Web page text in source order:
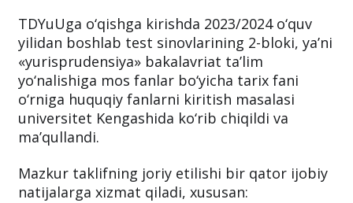
TDYuUga o‘qishga kirishda 2023/2024 o‘quv
yilidan boshlab test sinovlarining 2-bloki, ya’ni
«yurisprudensiya» bakalavriat ta’lim
yo‘nalishiga mos fanlar bo‘yicha tarix fani
o‘rniga huquqiy fanlarni kiritish masalasi
universitet Kengashida ko‘rib chiqildi va
ma’qullandi.
Mazkur taklifning joriy etilishi bir qator ijobiy
natijalarga xizmat qiladi, xususan: